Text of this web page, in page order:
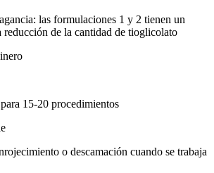
las formulaciones 1 y 2 tienen un
de la cantidad de tioglicolato
15-20 procedimientos
o descamación cuando se trabaja